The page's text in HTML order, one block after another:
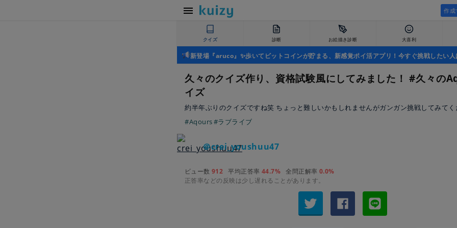
作成
クイズ 診断 お絵描き診断 大喜利
新登場『aruco』✨歩いてビットコインが貯まる、新感覚ポイ活アプリ！今すぐ挑戦したい人
久々のクイズ作り、資格試験風にしてみました！ #久々の
イズ
約半年ぶりのクイズですね笑 ちょっと難しいかもしれませんがガンガン挑戦してみて
#Aqours#ラブライブ
＠crei_youshuu47
ビュー数 912 平均正答率 44.7% 全問正解率 0.0%
正答率などの反映は少し遅れることがあります。